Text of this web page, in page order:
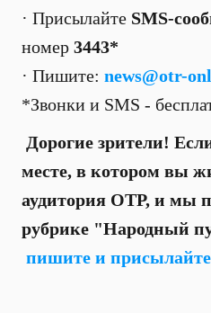
· Присылайте SMS-
номер 3443*
· Пишите: news@otr-
*Звонки и SMS -
Дорогие зрители!
месте, в котором вы
аудитория ОТР, и мы
рубрике "Народный
пишите и присылайте